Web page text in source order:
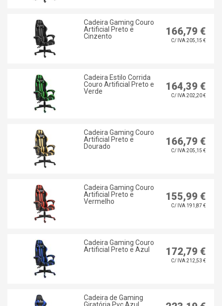
Cadeira Gaming Couro
Artificial Preto e
Cinzento
166,79 €
C/ IVA 205,15 €
Cadeira Estilo Corrida
Couro Artificial Preto e
Verde
164,39 €
C/ IVA 202,20 €
Cadeira Gaming Couro
Artificial Preto e
Dourado
166,79 €
C/ IVA 205,15 €
Cadeira Gaming Couro
Artificial Preto e
Vermelho
155,99 €
C/ IVA 191,87 €
Cadeira Gaming Couro
Artificial Preto e Azul
172,79 €
C/ IVA 212,53 €
Cadeira de Gaming